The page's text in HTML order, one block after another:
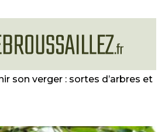
son verger : sortes d’arbres et